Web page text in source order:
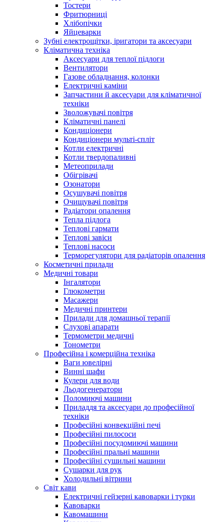
Тостери
Фритюрниці
Хлібопічки
Яйцеварки
Зубні електрощітки, іригатори та аксесуари
Кліматична техніка
Аксесуари для теплої підлоги
Вентилятори
Газове обладнання, колонки
Електричні каміни
Запчастини й аксесуари для кліматичної
техніки
Зволожувачі повітря
Кліматичні панелі
Кондиціонери
Кондиціонери мульті-спліт
Котли електричні
Котли твердопаливні
Метеоприлади
Обігрівачі
Озонатори
Осушувачі повітря
Очищувачі повітря
Радіатори опалення
Тепла підлога
Теплові гармати
Теплові завіси
Теплові насоси
Терморегулятори для радіаторів опалення
Косметичні прилади
Медичні товари
Інгалятори
Глюкометри
Масажери
Медичні принтери
Прилади для домашньої терапії
Слухові апарати
Термометри медичні
Тонометри
Професійна і комерційна техніка
Ваги ювелірні
Винні шафи
Кулери для води
Льодогенератори
Поломиючі машини
Приладдя та аксесуари до професійної
техніки
Професійні конвекційні печі
Професійні пилососи
Професійні посудомиючі машини
Професійні пральні машини
Професійні сушильні машини
Сушарки для рук
Холодильні вітрини
Світ кави
Електричні гейзерні кавоварки і турки
Кавоварки
Кавомашини